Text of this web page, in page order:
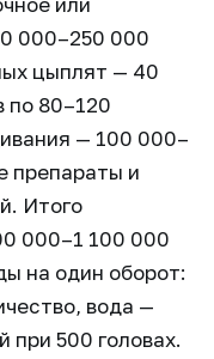
000–250 000
цыплят — 40
по 80–120
— 100 000–
препараты и
Итого
000–1 100 000
на один оборот:
вода —
при 500 головах.